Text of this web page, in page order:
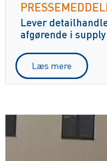
Lever
afgørende i
Læs mere